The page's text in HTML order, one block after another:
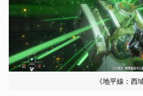
《地平線：西